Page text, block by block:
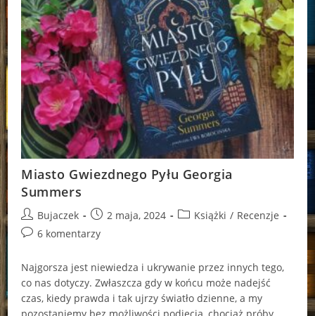
Miasto Gwiezdnego Pyłu Georgia
Summers
Post
author:
Bujaczek
Post
published:
2 maja, 2024
PostKsiążki / Recenzje
Post6 komentarzy
Najgorsza jest niewiedza i ukrywanie przez innych tego,
co nas dotyczy. Zwłaszcza gdy w końcu może nadejść
czas, kiedy prawda i tak ujrzy światło dzienne, a my